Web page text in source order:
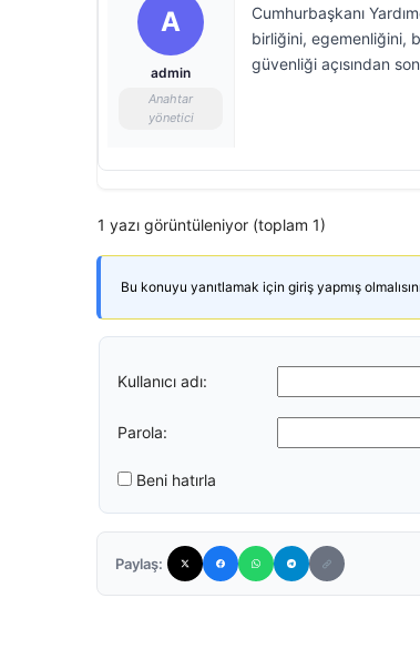
A
admin
Anahtar
yönetici
Cumhurbaşkanı
birliğini, egemenliğini,
güvenliği açısından
1 yazı görüntüleniyor (toplam 1)
Bu konuyu yanıtlamak için giriş yapmış
Kullanıcı adı:
Parola:
Beni hatırla
Paylaş: